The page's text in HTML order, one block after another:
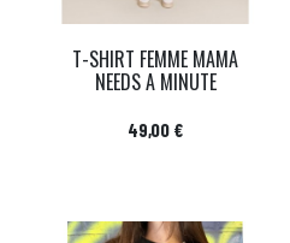
T-SHIRT FEMME MAMA
NEEDS A MINUTE
Prix
49,00 €